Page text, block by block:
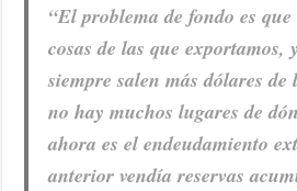
“El problema de fondo es
cosas de las que exportamos,
siempre salen más dólares
no hay muchos lugares de
ahora es el endeudamiento
anterior vendía reservas